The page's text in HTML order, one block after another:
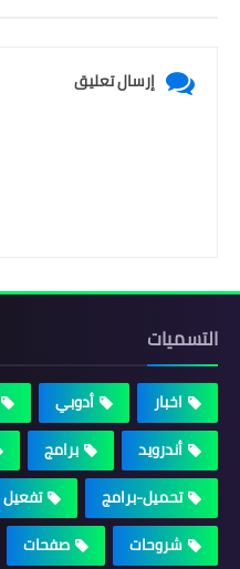
إرسال تعليق
التسميات
اخبار أدوبي
أندرويد
برامج
تحميل-برامج
تفعيل
شروحات
صفحات